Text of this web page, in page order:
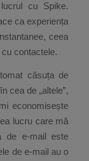
cu Spike.
ca experiența
ceea
contactele.
căsuța de
cea de „altele”,
economisește
lucru care mă
de e-mail este
de e-mail au o